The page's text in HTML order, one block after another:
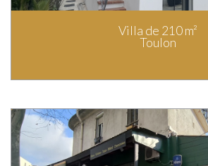
Villa de 210 m²
Toulon